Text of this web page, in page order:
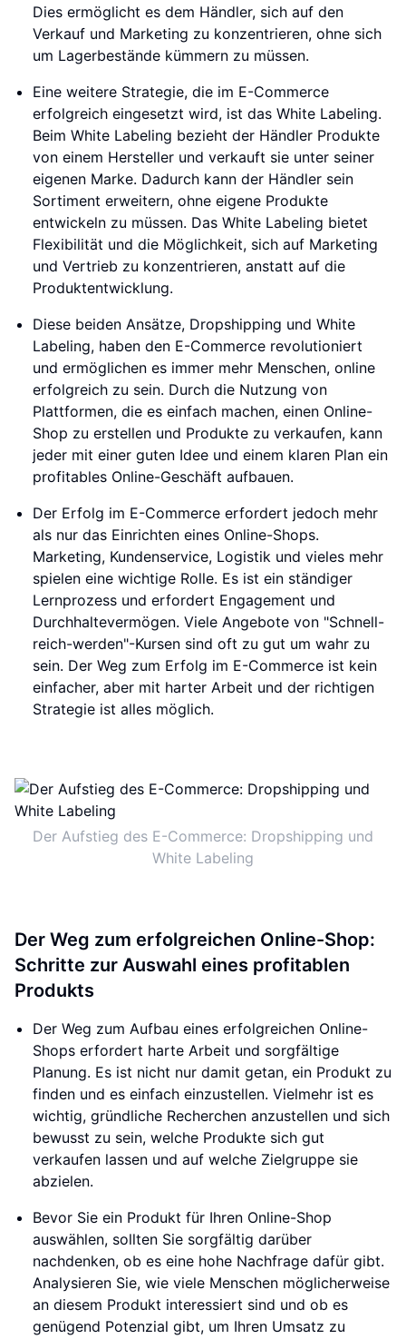
Dies ermöglicht es dem Händler, sich auf den
Verkauf und Marketing zu konzentrieren, ohne sich
um Lagerbestände kümmern zu müssen.
Eine weitere Strategie, die im E-Commerce
erfolgreich eingesetzt wird, ist das White Labeling.
Beim White Labeling bezieht der Händler Produkte
von einem Hersteller und verkauft sie unter seiner
eigenen Marke. Dadurch kann der Händler sein
Sortiment erweitern, ohne eigene Produkte
entwickeln zu müssen. Das White Labeling bietet
Flexibilität und die Möglichkeit, sich auf Marketing
und Vertrieb zu konzentrieren, anstatt auf die
Produktentwicklung.
Diese beiden Ansätze, Dropshipping und White
Labeling, haben den E-Commerce revolutioniert
und ermöglichen es immer mehr Menschen, online
erfolgreich zu sein. Durch die Nutzung von
Plattformen, die es einfach machen, einen Online-
Shop zu erstellen und Produkte zu verkaufen, kann
jeder mit einer guten Idee und einem klaren Plan ein
profitables Online-Geschäft aufbauen.
Der Erfolg im E-Commerce erfordert jedoch mehr
als nur das Einrichten eines Online-Shops.
Marketing, Kundenservice, Logistik und vieles mehr
spielen eine wichtige Rolle. Es ist ein ständiger
Lernprozess und erfordert Engagement und
Durchhaltevermögen. Viele Angebote von "Schnell-
reich-werden"-Kursen sind oft zu gut um wahr zu
sein. Der Weg zum Erfolg im E-Commerce ist kein
einfacher, aber mit harter Arbeit und der richtigen
Strategie ist alles möglich.
Der Aufstieg des E-Commerce: Dropshipping und
White Labeling
Der Weg zum erfolgreichen Online-Shop:
Schritte zur Auswahl eines profitablen
Produkts
Der Weg zum Aufbau eines erfolgreichen Online-
Shops erfordert harte Arbeit und sorgfältige
Planung. Es ist nicht nur damit getan, ein Produkt zu
finden und es einfach einzustellen. Vielmehr ist es
wichtig, gründliche Recherchen anzustellen und sich
bewusst zu sein, welche Produkte sich gut
verkaufen lassen und auf welche Zielgruppe sie
abzielen.
Bevor Sie ein Produkt für Ihren Online-Shop
auswählen, sollten Sie sorgfältig darüber
nachdenken, ob es eine hohe Nachfrage dafür gibt.
Analysieren Sie, wie viele Menschen möglicherweise
an diesem Produkt interessiert sind und ob es
genügend Potenzial gibt, um Ihren Umsatz zu